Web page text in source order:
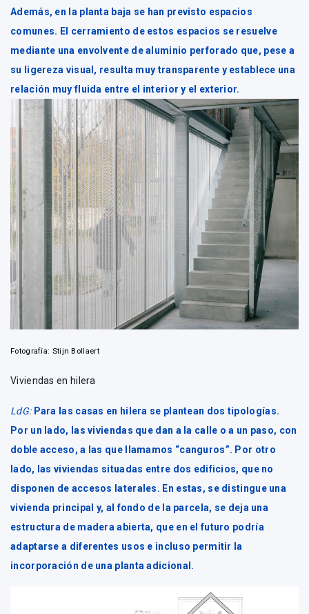
Además, en la planta baja se han previsto espacios
comunes. El cerramiento de estos espacios se resuelve
mediante una envolvente de aluminio perforado que, pese a
su ligereza visual, resulta muy transparente y establece una
relación muy fluida entre el interior y el exterior.
Fotografía: Stijn Bollaert
Viviendas en hilera
LdG:Para las casas en hilera se plantean dos tipologías.
Por un lado, las viviendas que dan a la calle o a un paso, con
doble acceso, a las que llamamos “canguros”. Por otro
lado, las viviendas situadas entre dos edificios, que no
disponen de accesos laterales. En estas, se distingue una
vivienda principal y, al fondo de la parcela, se deja una
estructura de madera abierta, que en el futuro podría
adaptarse a diferentes usos e incluso permitir la
incorporación de una planta adicional.